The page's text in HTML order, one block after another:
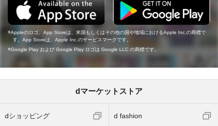
Appleのロゴ、App Storeは、米国もしくはその他の国や地域におけるApple Inc.の商標で
す。App Storeは、Apple Inc.のサービスマークです。
Google Play および Google Play ロゴは Google LLC の商標です。
dマーケットストア
dショッピング d fashion